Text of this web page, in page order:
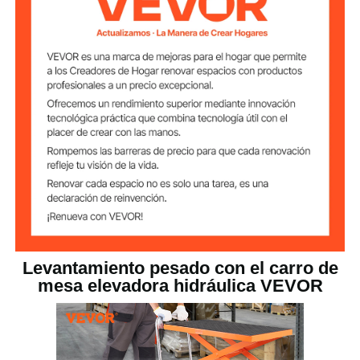
330 lb / 150 kg
Rango de
elevación
11-50 pulgadas / 275-1270
mm
Bomba bomba hidráulica
Material principal
acero laminado en frío Q235
con revestimiento.
Peso neto
Levantamiento pesado con el carro de
mesa elevadora hidráulica VEVOR